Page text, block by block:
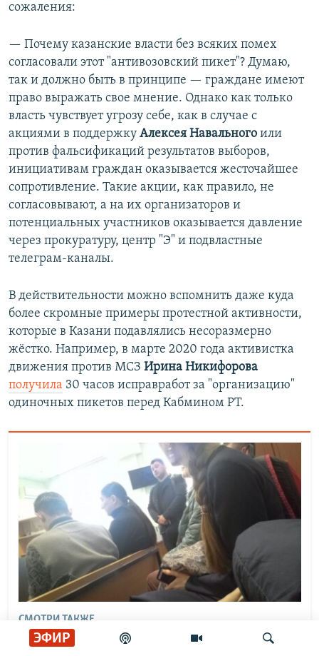
ЭФИР
сожаления:
— Почему казанские власти без всяких помех
согласовали этот "антивозовский пикет"? Думаю,
так и должно быть в принципе — граждане имеют
право выражать свое мнение. Однако как только
власть чувствует угрозу себе, как в случае с
акциями в поддержку Алексея Навального или
против фальсификаций результатов выборов,
инициативам граждан оказывается жесточайшее
сопротивление. Такие акции, как правило, не
согласовывают, а на их организаторов и
потенциальных участников оказывается давление
через прокуратуру, центр "Э" и подвластные
телеграм-каналы.
В действительности можно вспомнить даже куда
более скромные примеры протестной активности,
которые в Казани подавлялись несоразмерно
жёстко. Например, в марте 2020 года активистка
движения против МСЗ Ирина Никифорова
получила 30 часов исправработ за "организацию"
одиночных пикетов перед Кабмином РТ.
СМОТРИ ТАКЖЕ
Свидетель оказался наготове. "Массовые